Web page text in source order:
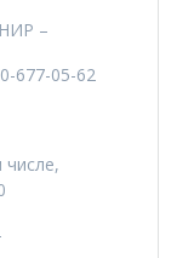
–
677-05-62